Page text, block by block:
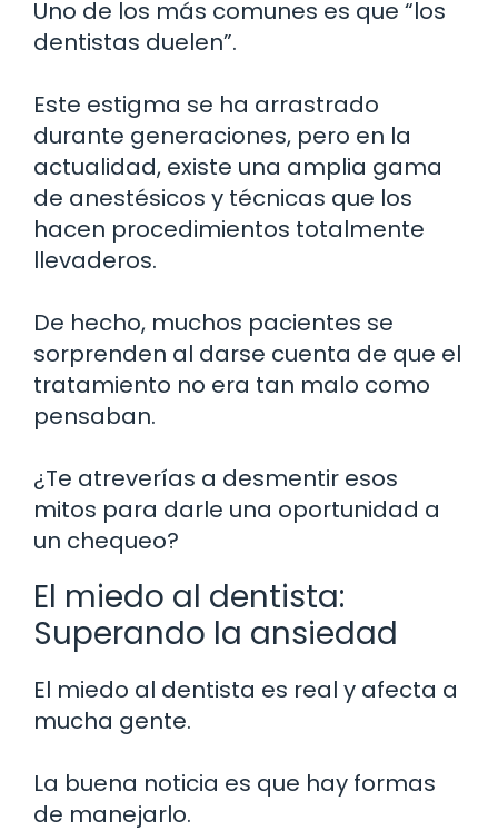
Uno de los más comunes es que “los
dentistas duelen”.
Este estigma se ha arrastrado
durante generaciones, pero en la
actualidad, existe una amplia gama
de anestésicos y técnicas que los
hacen procedimientos totalmente
llevaderos.
De hecho, muchos pacientes se
sorprenden al darse cuenta de que el
tratamiento no era tan malo como
pensaban.
¿Te atreverías a desmentir esos
mitos para darle una oportunidad a
un chequeo?
El miedo al dentista:
Superando la ansiedad
El miedo al dentista es real y afecta a
mucha gente.
La buena noticia es que hay formas
de manejarlo.